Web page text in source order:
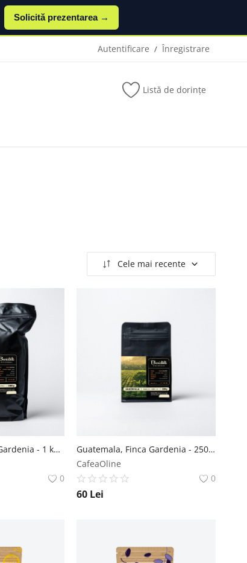
Solicită prezentarea →
Autentificare / Înregistrare
Listă de dorințe
Cele mai recente
Guatemala, Finca Gardenia - 1 kg Baristelli
0
Guatemala, Finca Gardenia - 250 g Baristelli
CafeaOline
0
60 Lei